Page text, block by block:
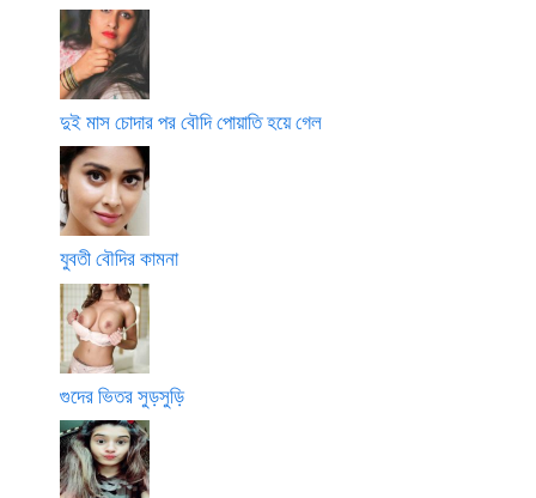
দুই মাস চোদার পর বৌদি পোয়াতি হয়ে গেল
যুবতী বৌদির কামনা
গুদের ভিতর সুড়সুড়ি